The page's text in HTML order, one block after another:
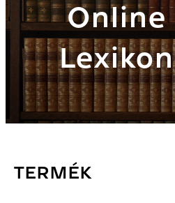
Online
Lexikon
TERMÉK